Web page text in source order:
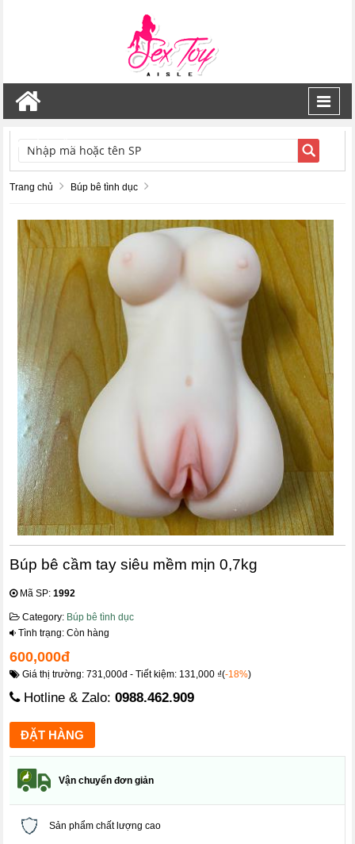
TÌM KIẾM
Trang chủ Búp bê tình dục
Búp bê cầm tay siêu mềm mịn 0,7kg
Mã SP:1992
Category: Búp bê tình dục
Tình trạng: Còn hàng
600,000đ
Giá thị trường: 731,000đ - Tiết kiệm: 131,000 ₫(-18%)
Hotline & Zalo:0988.462.909
Vận chuyển đơn giản
Sản phẩm chất lượng cao